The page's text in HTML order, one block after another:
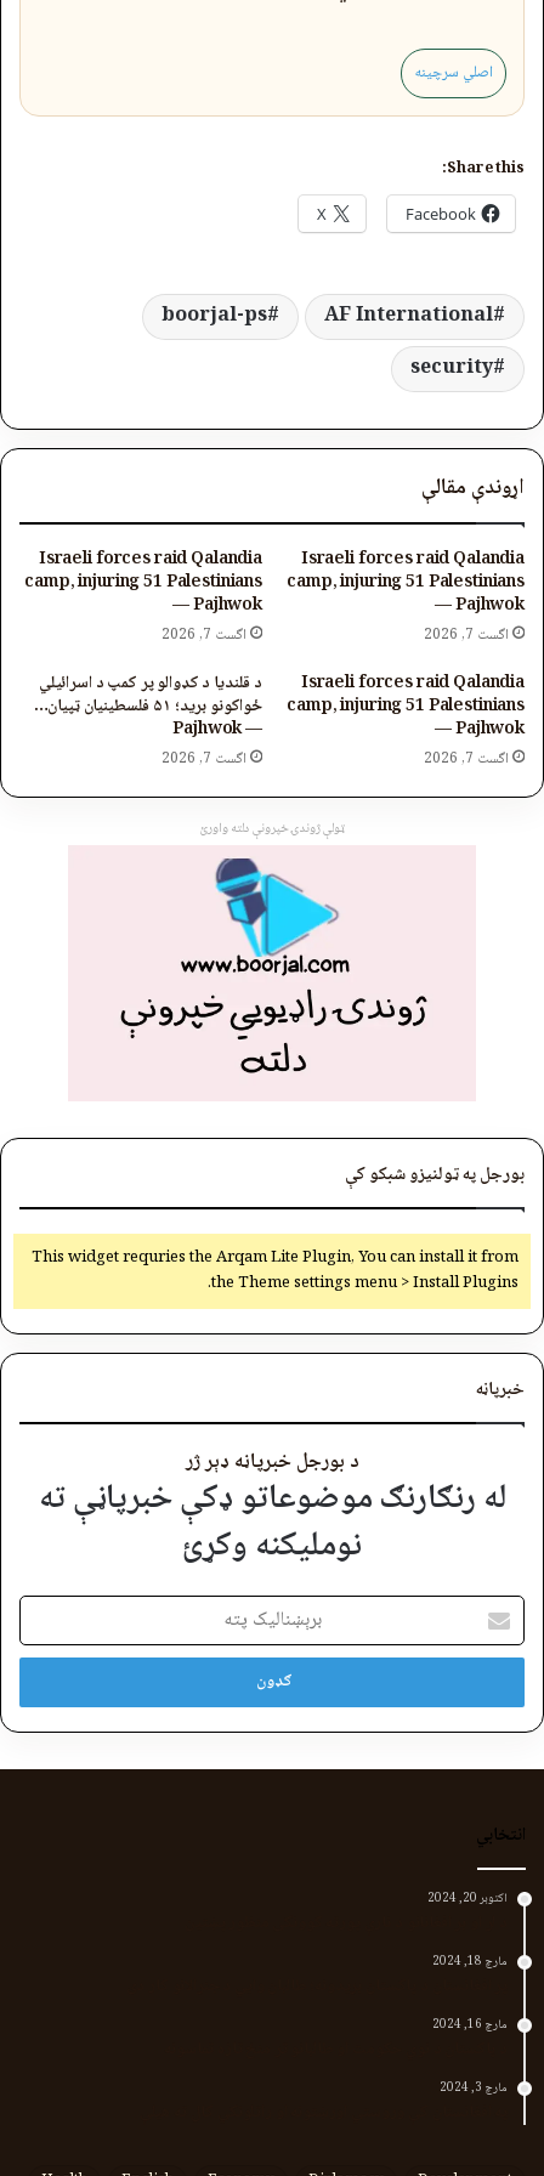
اصلي سرچینه
Share this:
Facebook
X
AF International
boorjal-ps
security
اړوندې مقالې
Israeli forces raid Qalandia
camp, injuring 51 Palestinians
— Pajhwok
اگست 7, 2026
Israeli forces raid Qalandia
camp, injuring 51 Palestinians
— Pajhwok
اگست 7, 2026
Israeli forces raid Qalandia
camp, injuring 51 Palestinians
— Pajhwok
اگست 7, 2026
د قلنديا د کډوالو پر کمپ د اسرائیلي
ځواکونو برید؛ ۵۱ فلسطینیان ټپیان…
— Pajhwok
اگست 7, 2026
ټولې ژوندۍ خپرونې دلته واورئ
بورجل په ټولنیزو شبکو کې
This widget requries the Arqam Lite Plugin, You can install it from
the Theme settings menu > Install Plugins.
خبرپاڼه
د بورجل خبرپاڼه ډېر ژر
له رنګارنګ موضوعاتو ډکې خبرپاڼې ته
نوملیکنه وکړئ
برېښنالیک
پته
انتخابي
اکتوبر 20, 2024
مارچ 18, 2024
مارچ 16, 2024
مارچ 3, 2024